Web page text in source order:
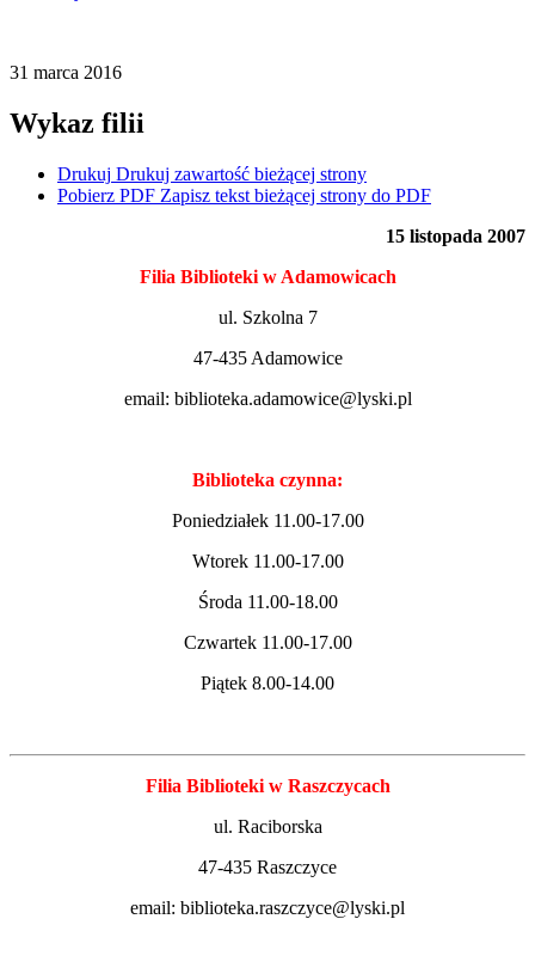
31 marca 2016
Wykaz filii
Drukuj Drukuj zawartość bieżącej strony
Pobierz PDF Zapisz tekst bieżącej strony do PDF
15 listopada 2007
Filia Biblioteki w Adamowicach
ul. Szkolna 7
47-435 Adamowice
email: biblioteka.adamowice@lyski.pl
Biblioteka czynna:
Poniedziałek 11.00-17.00
Wtorek 11.00-17.00
Środa 11.00-18.00
Czwartek 11.00-17.00
Piątek 8.00-14.00
Filia Biblioteki w Raszczycach
ul. Raciborska
47-435 Raszczyce
email: biblioteka.raszczyce@lyski.pl